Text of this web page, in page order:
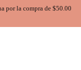
por la compra de $50.00